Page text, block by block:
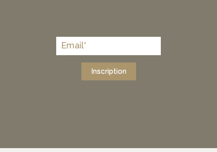
Inscription